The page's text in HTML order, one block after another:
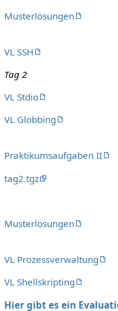
Musterlösungen
VL SSH
Tag 2
VL Stdio
VL Globbing
Praktikumsaufgaben II
tag2.tgz
Musterlösungen
VL Prozessverwaltung
VL Shellskripting
Hier gibt es ein